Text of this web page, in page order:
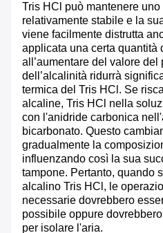
Tris HCl può mantenere
relativamente stabile e la
viene facilmente distrutta
applicata una certa quantità
all’aumentare del valore del
dell’alcalinità ridurrà
termica del Tris HCl. Se
alcaline, Tris HCl nella
con l'anidride carbonica
bicarbonato. Questo
gradualmente la
influenzando così la sua
tampone. Pertanto, quando
alcalino Tris HCl, le
necessarie dovrebbero
possibile oppure
per isolare l'aria.